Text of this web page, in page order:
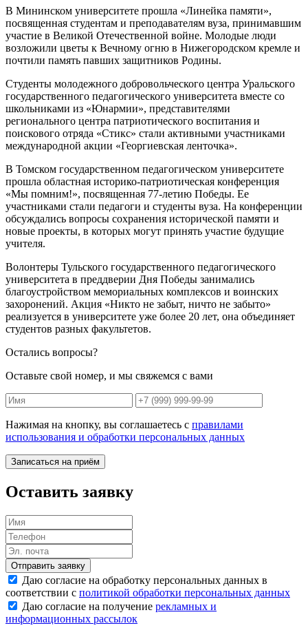
В Мининском университете прошла «Линейка памяти»,
посвященная студентам и преподавателям вуза, принимавшим
участие в Великой Отечественной войне. Молодые люди
возложили цветы к Вечному огню в Нижегородском кремле и
почтили память павших защитников Родины.
Студенты молодежного добровольческого центра Уральского
государственного педагогического университета вместе со
школьниками из «Юнармии», представителями
регионального центра патриотического воспитания и
поискового отряда «Стикс» стали активными участниками
международной акции «Георгиевская ленточка».
В Томском государственном педагогическом университете
прошла областная историко-патриотическая конференция
«Мы помним!», посвященная 77-летию Победы. Ее
участниками стали педагоги и студенты вуза. На конференции
обсуждались вопросы сохранения исторической памяти и
новые проекты, в которых могут принять участие будущие
учителя.
Волонтеры Тульского государственного педагогического
университета в преддверии Дня Победы занимались
благоустройством мемориальных комплексов и воинских
захоронений. Акция «Никто не забыт, ничто не забыто»
реализуется в университете уже более 20 лет, она объединяет
студентов разных факультетов.
Остались вопросы?
Оставьте свой номер, и мы свяжемся с вами
Нажимая на кнопку, вы соглашаетесь с правилами
использования и обработки персональных данных
Записаться на приём
Оставить заявку
Отправить заявку
Даю согласие на обработку персональных данных в
соответствии с политикой обработки персональных данных
Даю согласие на получение рекламных и
информационных рассылок